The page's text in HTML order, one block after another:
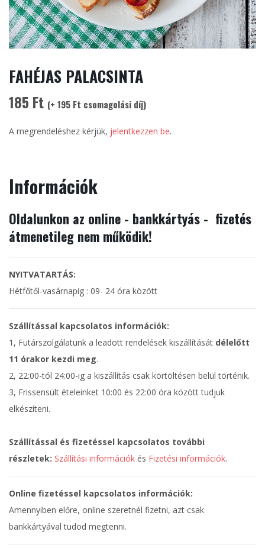
FAHÉJAS PALACSINTA
185 Ft (+ 195 Ft csomagolási díj)
A megrendeléshez kérjük, jelentkezzen be.
Információk
Oldalunkon az online - bankkártyás - fizetés
átmenetileg nem működik!
NYITVATARTÁS:
Hétfőtől-vasárnapig : 09- 24 óra között
Szállítással kapcsolatos információk:
1, Futárszolgálatunk a leadott rendelések kiszállítását délelőtt
11 órakor kezdi meg.
2, 22:00-tól 24:00-ig a kiszállítás csak körtöltésen belül történik.
3, Frissensült ételeinket 10:00 és 22:00 óra között tudjuk
elkészíteni.
Szállítással és fizetéssel kapcsolatos további
részletek: Szállítási információk és Fizetési információk.
Online fizetéssel kapcsolatos információk:
Amennyiben előre, online szeretnél fizetni, azt csak
bankkártyával tudod megtenni.